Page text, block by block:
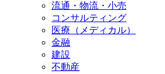
流通・物流・小売
コンサルティング
医療（メディカル）
金融
建設
不動産